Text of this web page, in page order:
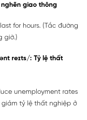
giao thông
for hours. (Tắc đường
giờ.)
reɪts/: Tỷ lệ thất
unemployment rates
giảm tỷ lệ thất nghiệp ở